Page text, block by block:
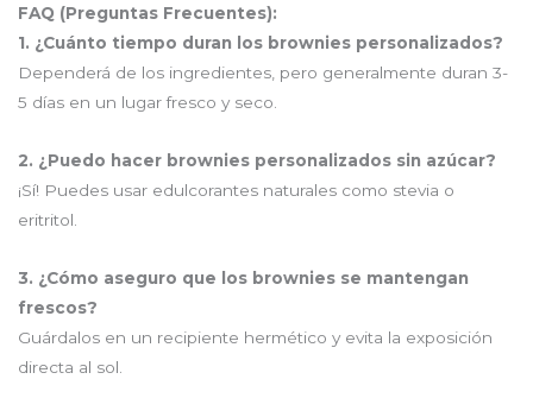
FAQ (Preguntas Frecuentes):
1. ¿Cuánto tiempo duran los brownies personalizados?
Dependerá de los ingredientes, pero generalmente duran 3-
5 días en un lugar fresco y seco.
2. ¿Puedo hacer brownies personalizados sin azúcar?
¡Sí! Puedes usar edulcorantes naturales como stevia o
eritritol.
3. ¿Cómo aseguro que los brownies se mantengan
frescos?
Guárdalos en un recipiente hermético y evita la exposición
directa al sol.